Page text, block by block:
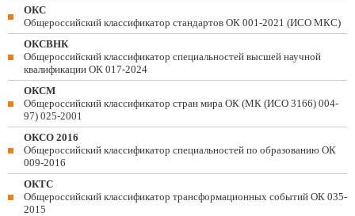
ОКС
Общероссийский классификатор стандартов ОК 001-2021 (ИСО МКС)
ОКСВНК
Общероссийский классификатор специальностей высшей научной
квалификации ОК 017-2024
ОКСМ
Общероссийский классификатор стран мира ОК (МК (ИСО 3166) 004-
97) 025-2001
ОКСО 2016
Общероссийский классификатор специальностей по образованию ОК
009-2016
ОКТС
Общероссийский классификатор трансформационных событий ОК 035-
2015